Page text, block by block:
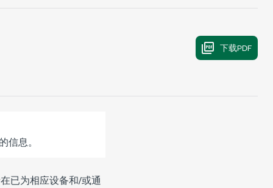
信息。
已为相应设备和/或通